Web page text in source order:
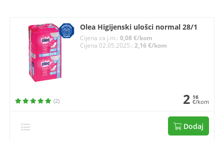
Olea Higijenski ulošci normal 28/1
Cijena za j.m.:0,08 €/kom
Cijena 02.05.2025.:2,16 €/kom
(2) 2 16
€/kom
Dodaj